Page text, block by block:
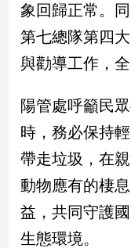
灣
觀
台
灣
觀
點
娛
樂
象回歸正常。
第七總隊第四
與勸導工作，
陽管處呼籲民
時，務必保持
帶走垃圾，在
動物應有的棲
益，共同守護
生態環境。